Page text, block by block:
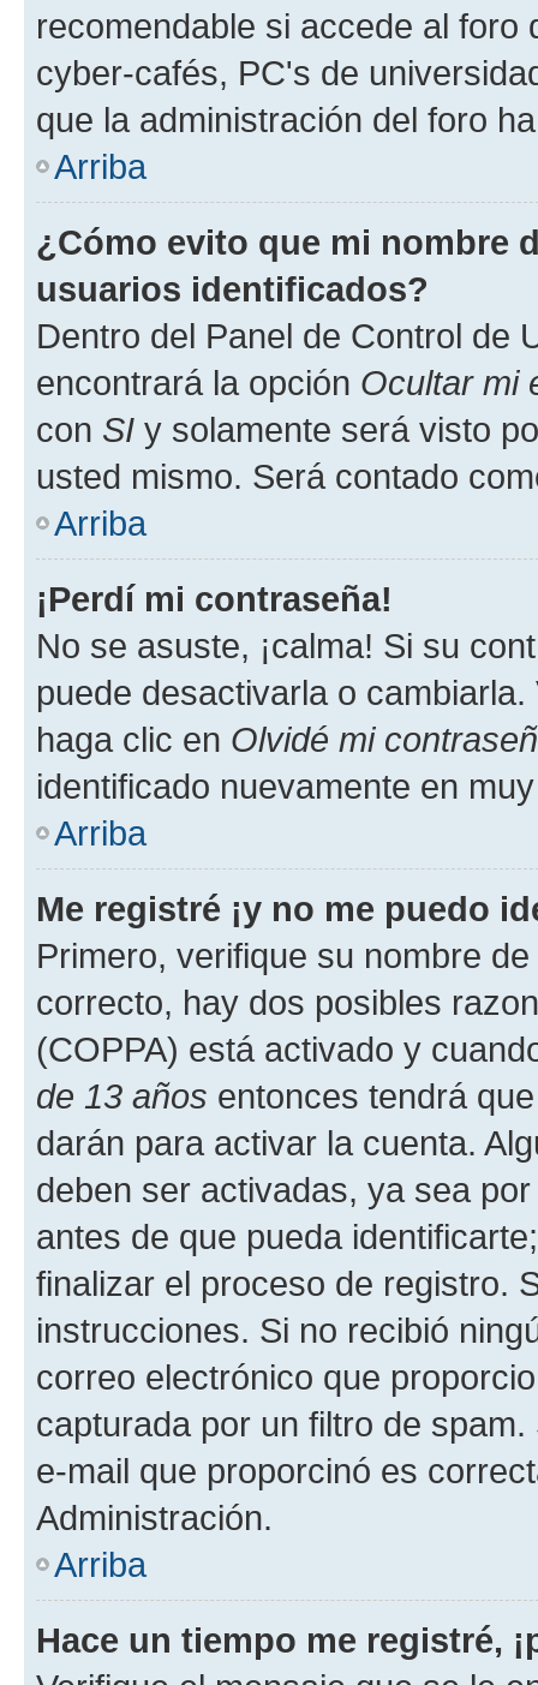
recomendable si accede al foro
cyber-cafés, PC's de
que la administración del foro
Arriba
¿Cómo evito que mi nombre
usuarios identificados?
Dentro del Panel de Control de
encontrará la opción Ocultar mi
con SI y solamente será visto
usted mismo. Será contado
Arriba
¡Perdí mi contraseña!
No se asuste, ¡calma! Si su
puede desactivarla o
haga clic en Olvidé mi
identificado nuevamente en
Arriba
Me registré ¡y no me puedo
Primero, verifique su nombre
correcto, hay dos posibles
(COPPA) está activado y
de 13 años entonces tendrá
darán para activar la cuenta.
deben ser activadas, ya sea
antes de que pueda
finalizar el proceso de registro.
instrucciones. Si no recibió
correo electrónico que
capturada por un filtro de
e-mail que proporcinó es
Administración.
Arriba
Hace un tiempo me registré,